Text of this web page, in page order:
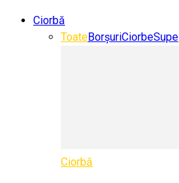
Ciorbă
ToateBorșuriCiorbeSupe
Ciorbă